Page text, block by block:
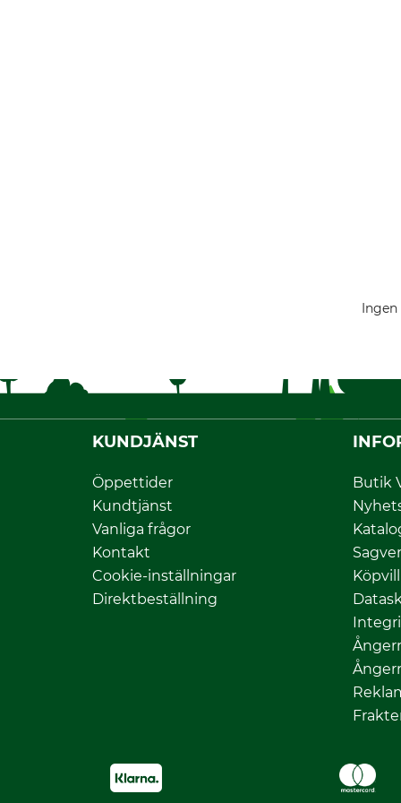
KUNDJÄNST
Öppettider
Kundtjänst
Vanliga frågor
Kontakt
Cookie-inställningar
Direktbeställning
Butik